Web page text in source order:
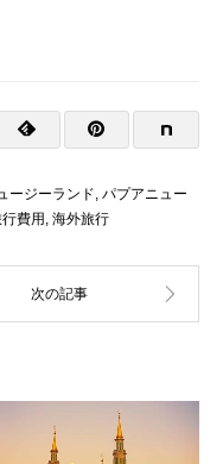
ージーランド, パプアニュー
費用 , 海外旅行